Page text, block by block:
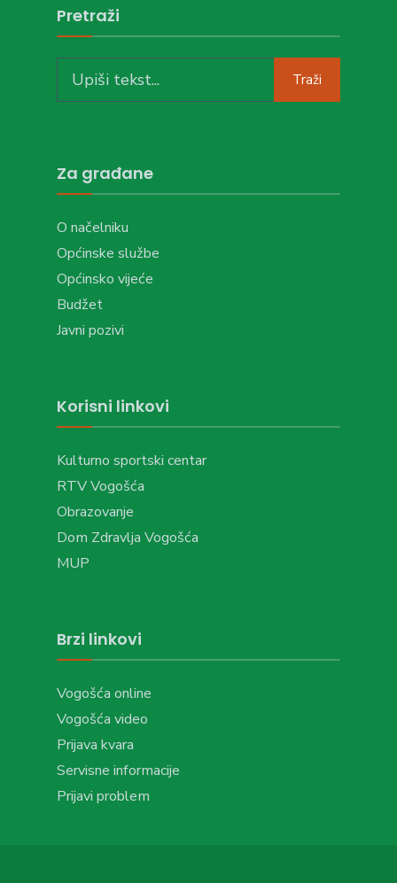
Pretraži
for:
Traži
Za građane
O načelniku
Općinske službe
Općinsko vijeće
Budžet
Javni pozivi
Korisni linkovi
Kulturno sportski centar
RTV Vogošća
Obrazovanje
Dom Zdravlja Vogošća
MUP
Brzi linkovi
Vogošća online
Vogošća video
Prijava kvara
Servisne informacije
Prijavi problem